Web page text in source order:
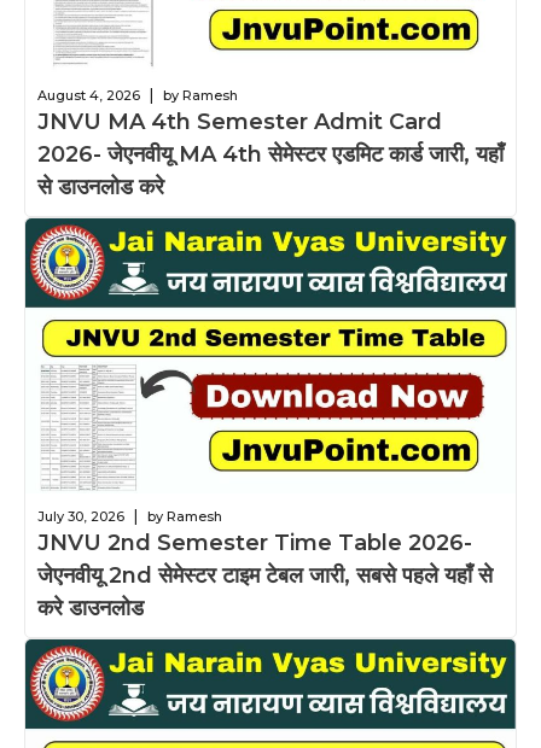
August 4, 2026 by Ramesh
JNVU MA 4th Semester Admit Card
2026- जेएनवीयू MA 4th सेमेस्टर एडमिट कार्ड जारी, यहाँ
से डाउनलोड करे
July 30, 2026 by Ramesh
JNVU 2nd Semester Time Table 2026-
जेएनवीयू 2nd सेमेस्टर टाइम टेबल जारी, सबसे पहले यहाँ से
करे डाउनलोड